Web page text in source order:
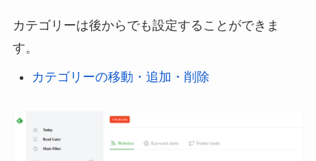
カテゴリーは後からでも設定することができま
す。
カテゴリーの移動・追加・削除